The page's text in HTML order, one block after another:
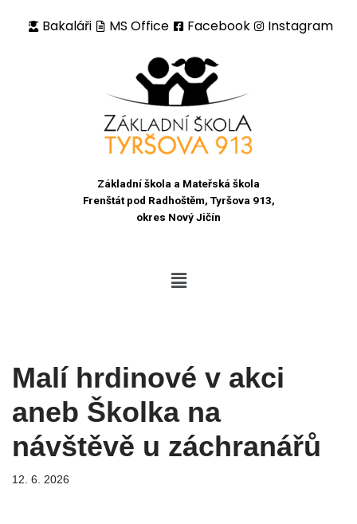
Bakaláři MS Office Facebook Instagram
Základní škola a Mateřská škola
Frenštát pod Radhoštěm, Tyršova 913,
okres Nový Jičín
Malí hrdinové v akci
aneb Školka na
návštěvě u záchranářů
12. 6. 2026